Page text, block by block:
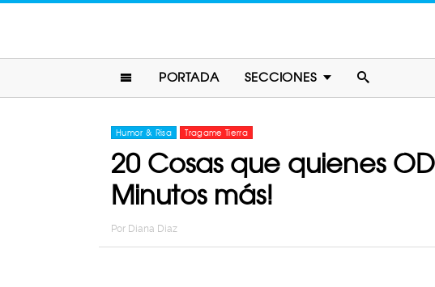
PORTADA SECCIONES
Humor & Risa Tragame Tierra
20 Cosas que quienes
Minutos más!
Por Diana Diaz